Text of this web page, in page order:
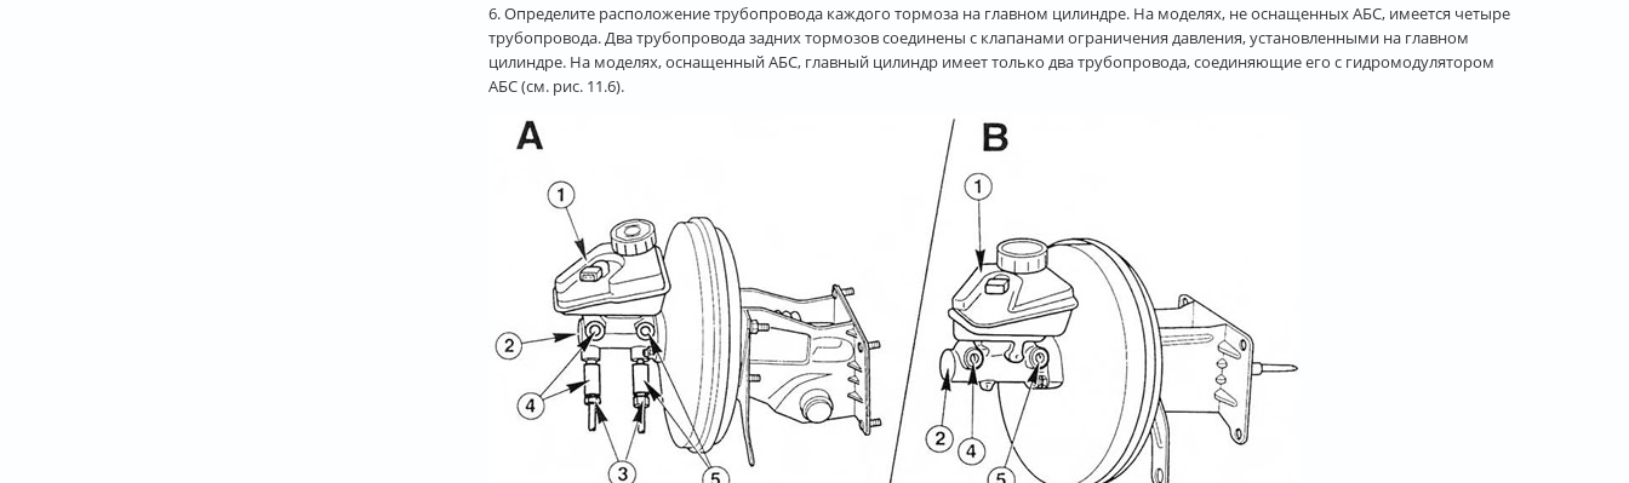
6. Определите расположение трубопровода каждого тормоза на главном цилиндре. На моделях, не оснащенных АБС, имеется четыре
трубопровода. Два трубопровода задних тормозов соединены с клапанами ограничения давления, установленными на главном
цилиндре. На моделях, оснащенный АБС, главный цилиндр имеет только два трубопровода, соединяющие его с гидромодулятором
АБС (см. рис. 11.6).